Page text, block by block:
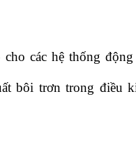
các hệ thống
bôi trơn trong điều